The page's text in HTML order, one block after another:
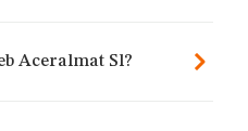
Aceralmat Sl?